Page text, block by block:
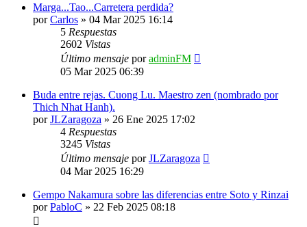
Marga...Tao...Carretera perdida?
porCarlos » 04 Mar 2025 16:14
5 Respuestas
2602 Vistas
Último mensaje poradminFM
05 Mar 2025 06:39
Buda entre rejas. Cuong Lu. Maestro zen (nombrado por
Thich Nhat Hanh).
porJLZaragoza » 26 Ene 2025 17:02
4 Respuestas
3245 Vistas
Último mensaje porJLZaragoza
04 Mar 2025 16:29
Gempo Nakamura sobre las diferencias entre Soto y Rinzai
porPabloC » 22 Feb 2025 08:18